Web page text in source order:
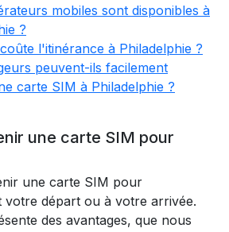
mobiles sont disponibles à
?
l'itinérance à Philadelphie ?
peuvent-ils facilement
carte SIM à Philadelphie ?
une carte SIM pour
une carte SIM pour
votre départ ou à votre arrivée.
des avantages, que nous